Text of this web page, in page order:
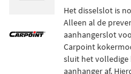
Het disselslot is
Alleen al de
aanhangerslot
Carpoint
sluit het volledige
aanhanger af.